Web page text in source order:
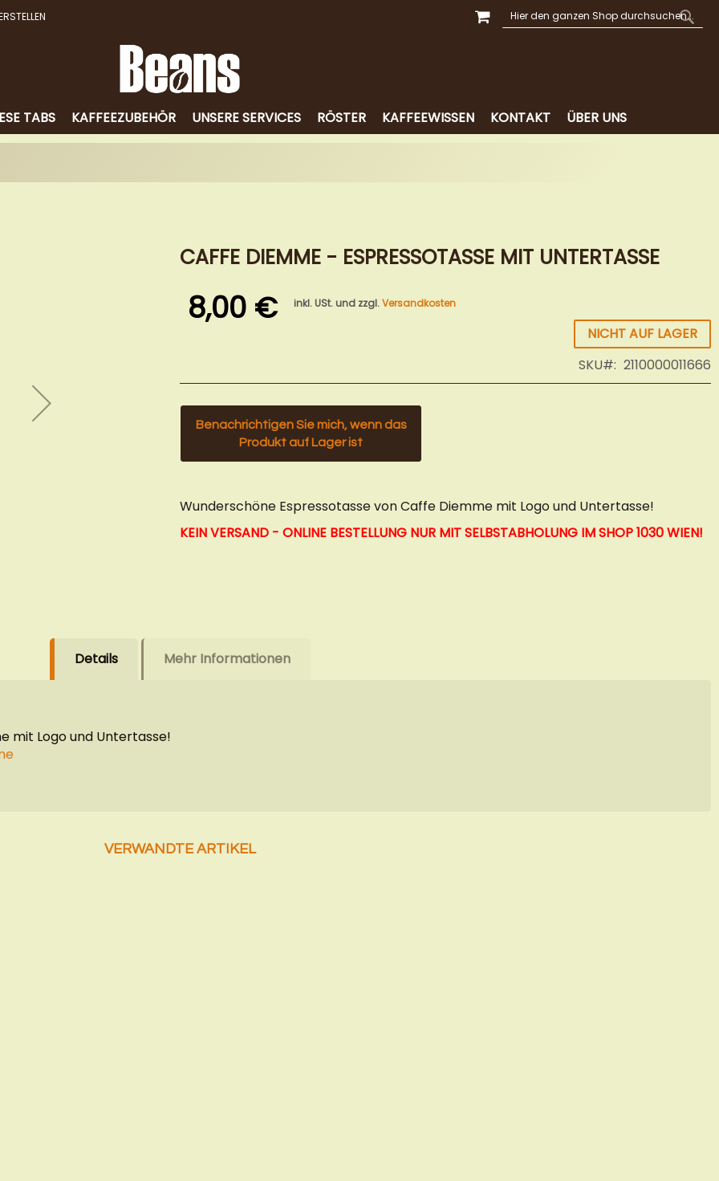
SUCHE
MEIN WARENKORB
ESE TABS KAFFEEZUBEHÖR UNSERE SERVICES RÖSTER KAFFEEWISSEN KONTAKT ÜBER UNS
CAFFE DIEMME - ESPRESSOTASSE MIT UNTERTASSE
8,00 € inkl. USt. und zzgl.Versandkosten
NICHT AUF LAGER
SKU
2110000011666
Benachrichtigen Sie mich, wenn das
Produkt auf Lager ist
Wunderschöne Espressotasse von Caffe Diemme mit Logo und Untertasse!
KEIN VERSAND - ONLINE BESTELLUNG NUR MIT SELBSTABHOLUNG IMSHOP 1030 WIEN!
Details
mit Logo und Untertasse!
Mehr Informationen
VERWANDTE ARTIKEL